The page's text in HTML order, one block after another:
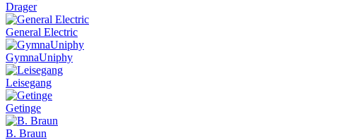
Drager
General Electric
GymnaUniphy
Leisegang
Getinge
B. Braun